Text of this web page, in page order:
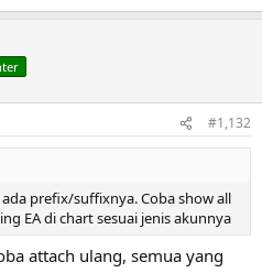
#1,132
prefix/suffixnya. Coba show all
EA di chart sesuai jenis akunnya
attach ulang, semua yang